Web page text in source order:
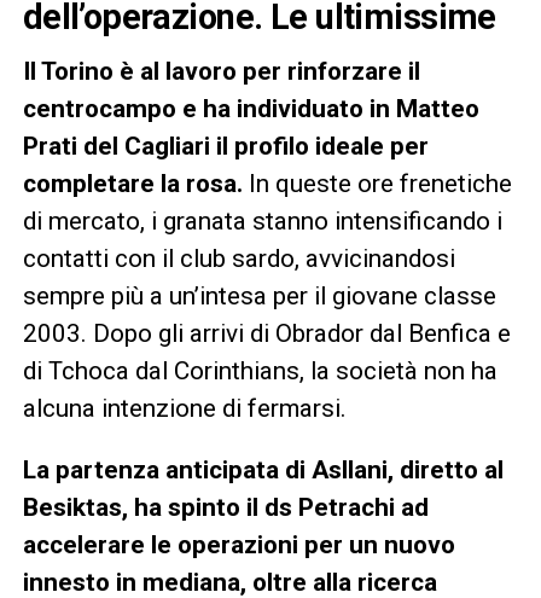
dell’operazione. Le ultimissime
Il Torino è al lavoro per rinforzare il
centrocampo e ha individuato in Matteo
Prati del Cagliari il profilo ideale per
completare la rosa. In queste ore frenetiche
di mercato, i granata stanno intensificando i
contatti con il club sardo, avvicinandosi
sempre più a un’intesa per il giovane classe
2003. Dopo gli arrivi di Obrador dal Benfica e
di Tchoca dal Corinthians, la società non ha
alcuna intenzione di fermarsi.
La partenza anticipata di Asllani, diretto al
Besiktas, ha spinto il ds Petrachi ad
accelerare le operazioni per un nuovo
innesto in mediana, oltre alla ricerca